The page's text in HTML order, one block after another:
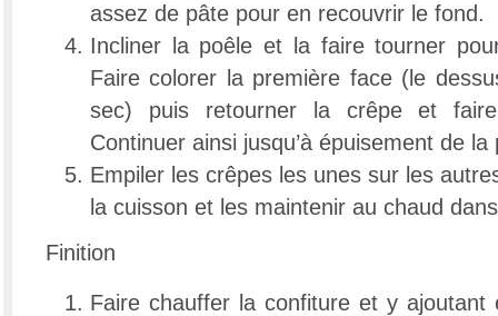
assez de pâte pour en recouvrir le fond.
Incliner la poêle et la faire tourner
Faire colorer la première face (le
sec) puis retourner la crêpe et
Continuer ainsi jusqu’à épuisement de la
Empiler les crêpes les unes sur les
la cuisson et les maintenir au chaud
Finition
Faire chauffer la confiture et y ajoutant